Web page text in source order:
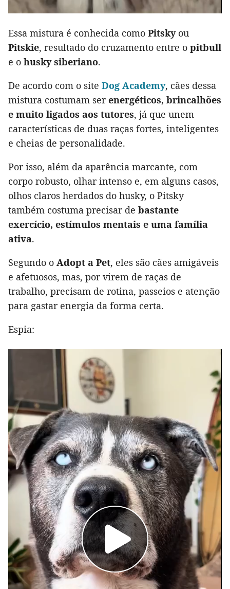
Essa mistura é conhecida como Pitskyou
Pitskie, resultado do cruzamento entre o pitbull
e o husky siberiano.
De acordo com o site Dog Academy, cães dessa
mistura costumam serenergéticos, brincalhões
e muito ligados aos tutores, já que unem
características de duas raças fortes, inteligentes
e cheias de personalidade.
Por isso, além da aparência marcante, com
corpo robusto, olhar intenso e, em alguns casos,
olhos claros herdados do husky, o Pitsky
também costuma precisar de bastante
exercício, estímulos mentais e uma família
ativa.
Segundo o Adopt a Pet, eles são cães amigáveis
e afetuosos, mas, por virem de raças de
trabalho, precisam de rotina, passeios e atenção
para gastar energia da forma certa.
Espia: